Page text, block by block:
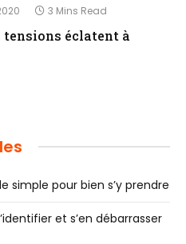
3 Mins Read
tensions éclatent à
simple pour bien s’y prendre
et s’en débarrasser